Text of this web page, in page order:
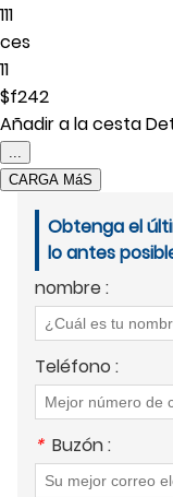
111
ces
11
$f242
Añadir a la cesta
CARGA MáS
Obtenga el
lo antes
nombre :
Teléfono :
* Buzón :